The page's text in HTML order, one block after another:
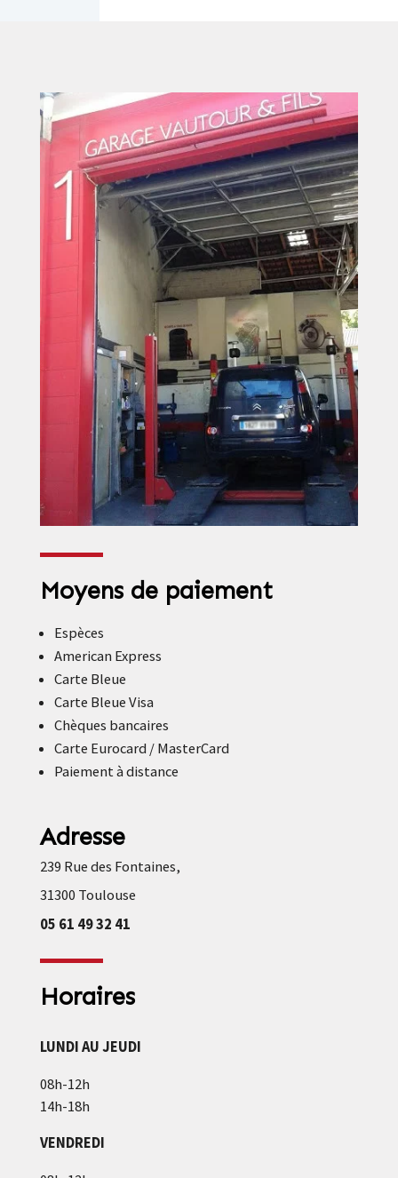
Moyens de paiement
Espèces
American Express
Carte Bleue
Carte Bleue Visa
Chèques bancaires
Carte Eurocard / MasterCard
Paiement à distance
Adresse
239 Rue des Fontaines,
31300 Toulouse
05 61 49 32 41
Horaires
LUNDI AU JEUDI
08h-12h
14h-18h
VENDREDI